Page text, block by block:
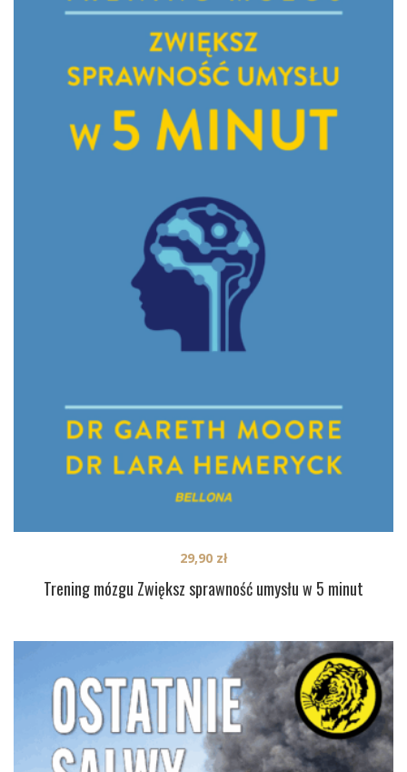
Trening mózgu Zwiększ sprawność umysłu w 5 minut
29,90 zł